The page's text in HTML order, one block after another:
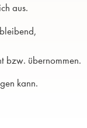
aus.
bzw. übernommen.
kann.